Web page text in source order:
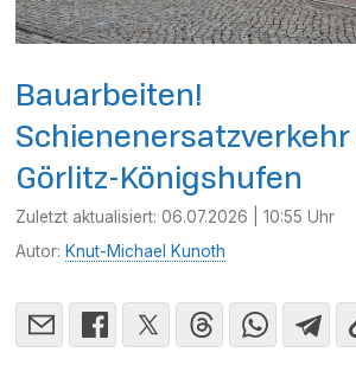
Bauarbeiten!
Görlitz-Königshufen
Zuletzt aktualisiert:06.07.2026 | 10:55 Uhr
Autor: Knut-Michael Kunoth